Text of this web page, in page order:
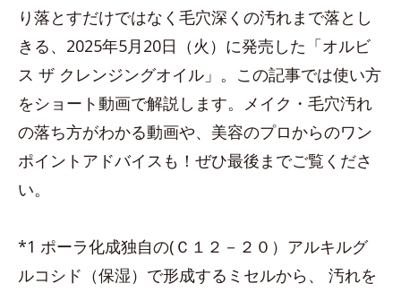
り落とすだけではなく毛穴深くの汚れまで落とし
きる、2025年5月20日（火）に発売した「オルビ
ス ザ クレンジングオイル」。この記事では使い方
をショート動画で解説します。メイク・毛穴汚れ
の落ち方がわかる動画や、美容のプロからのワン
ポイントアドバイスも！ぜひ最後までご覧くださ
い。
*1 ポーラ化成独自の(Ｃ１２－２０）アルキルグ
ルコシド（保湿）で形成するミセルから、 汚れを